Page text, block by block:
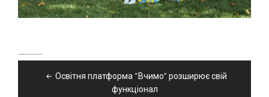
записівОсвітня платформа “Вчимо” розширює свій
функціонал